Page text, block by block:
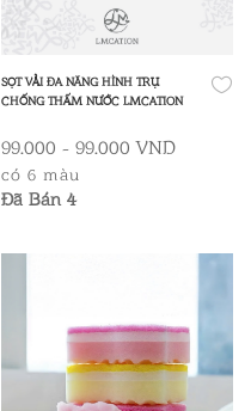
SỌT VẢI ĐA NĂNG HÌNH TRỤ
CHỐNG THẤM NƯỚC LMCATION
99.000 - 99.000 VND
có 6 màu
Đã Bán 4